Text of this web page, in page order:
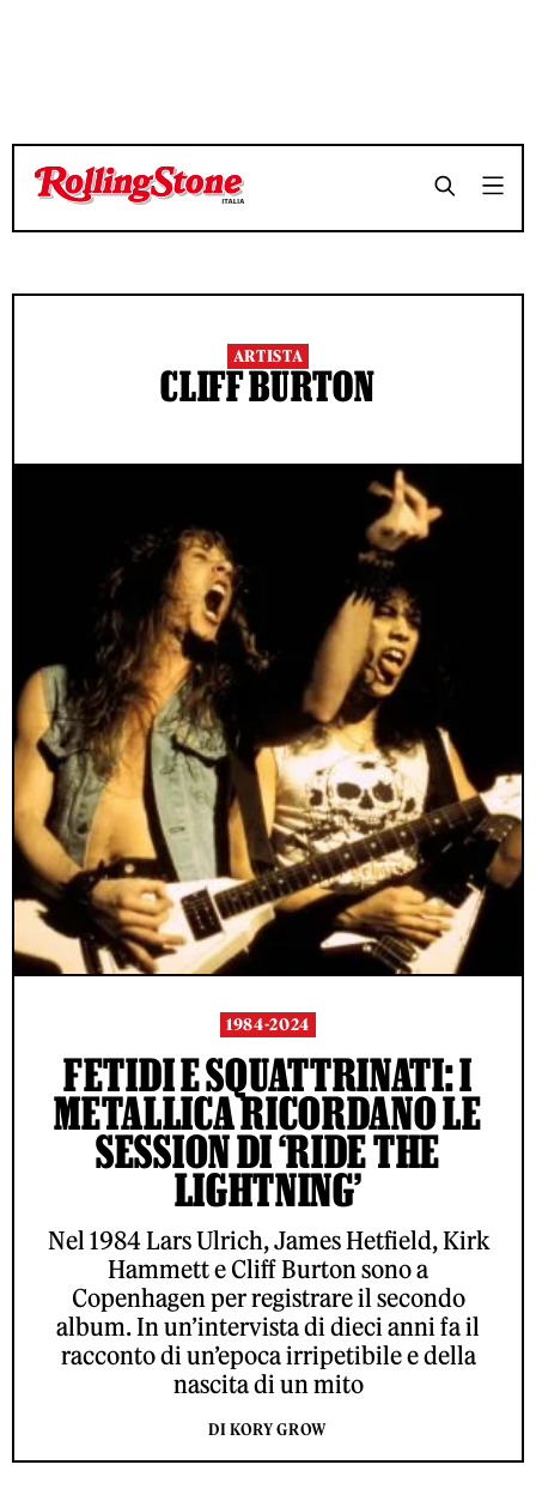
ARTISTA
CLIFF BURTON
1984-2024
FETIDI E SQUATTRINATI: I
METALLICA RICORDANO LE
SESSION DI ‘RIDE THE
LIGHTNING’
Nel 1984 Lars Ulrich, James Hetfield, Kirk
Hammett e Cliff Burton sono a
Copenhagen per registrare il secondo
album. In un’intervista di dieci anni fa il
racconto di un’epoca irripetibile e della
nascita di un mito
DI KORY GROW